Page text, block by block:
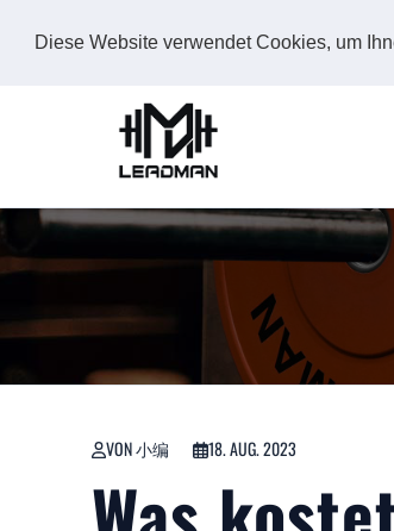
Diese Website verwendet Cookies, um
VON 小编 18. AUG. 2023